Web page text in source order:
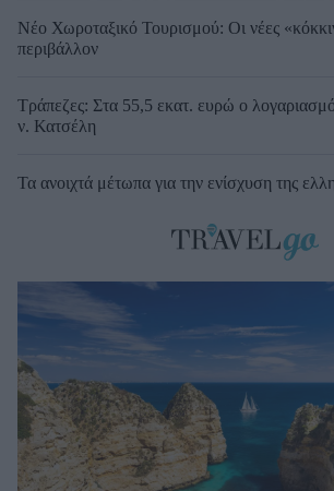
Νέο Χωροταξικό Τουρισμού: Οι νέες
περιβάλλον
Τράπεζες: Στα 55,5 εκατ. ευρώ ο
ν. Κατσέλη
Τα ανοιχτά μέτωπα για την ενίσχυση της